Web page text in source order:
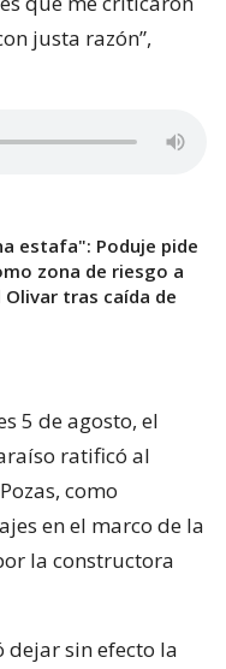
justa razón”,
estafa": Poduje pide
zona de riesgo a
Olivar tras caída de
5 de agosto, el
ratificó al
como
en el marco de la
la constructora
dejar sin efecto la